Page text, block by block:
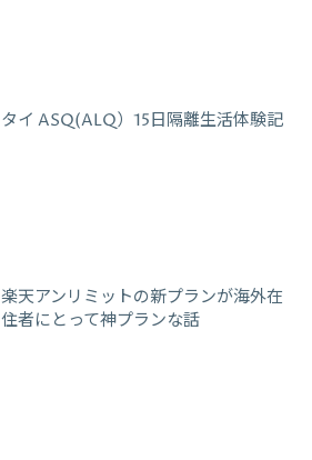
タイ ASQ(ALQ）15日隔離生活体験記
楽天アンリミットの新プランが海外在
住者にとって神プランな話